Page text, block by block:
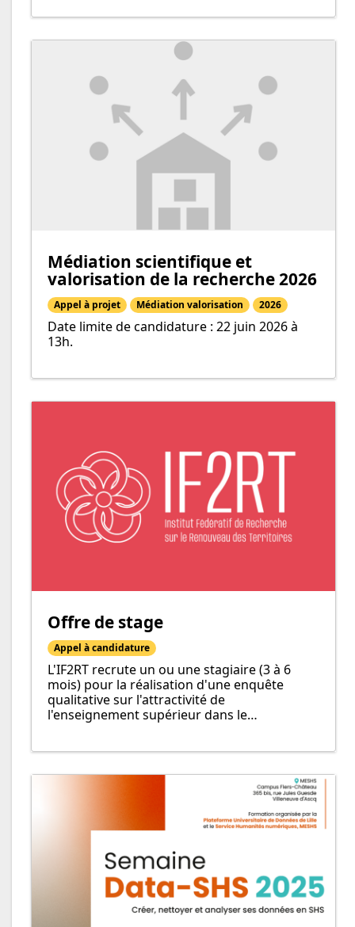
Médiation scientifique et
valorisation de la recherche 2026
Appel à projet Médiation valorisation 2026
Date limite de candidature : 22 juin 2026 à
13h.
Offre de stage
Appel à candidature
L'IF2RT recrute un ou une stagiaire (3 à 6
mois) pour la réalisation d'une enquête
qualitative sur l'attractivité de
l'enseignement supérieur dans le…